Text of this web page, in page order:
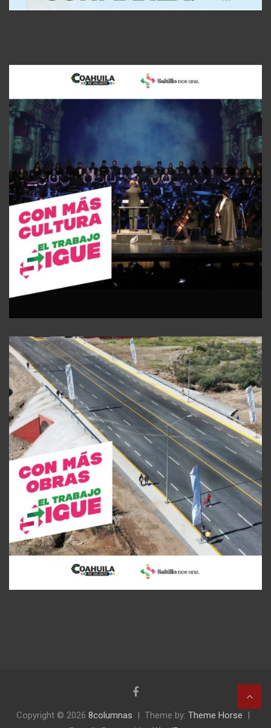
Copyright © 2026 8columnas Theme by: Theme Horse